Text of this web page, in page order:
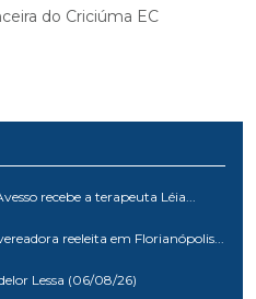
do Criciúma EC
recebe a terapeuta Léia...
reeleita em Florianópolis...
Lessa (06/08/26)